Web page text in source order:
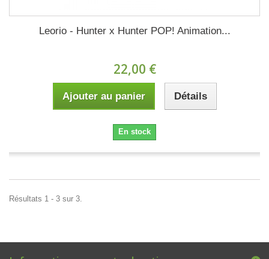
Leorio - Hunter x Hunter POP! Animation...
22,00 €
Ajouter au panier Détails
En stock
Résultats 1 - 3 sur 3.